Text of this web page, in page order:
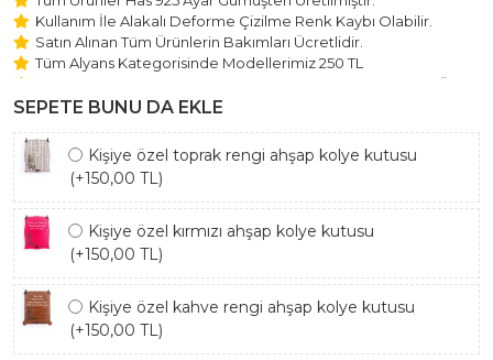
Kullanım İle Alakalı Deforme Çizilme Renk Kaybı Olabilir.
Satın Alınan Tüm Ürünlerin Bakımları Ücretlidir.
Tüm Alyans Kategorisinde Modellerimiz 250 TL
Beştaş Tektaş Kolye ve Bileklik Modellerimiz 150 TL Sabit Ücret
ile Hareket Edilmektedir.
SEPETE BUNU DA EKLE
Kişiye özel toprak rengi ahşap kolye kutusu
(+150,00 TL)
Kişiye özel kırmızı ahşap kolye kutusu
(+150,00 TL)
Kişiye özel kahve rengi ahşap kolye kutusu
(+150,00 TL)